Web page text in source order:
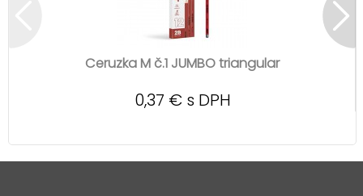
Ceruzka M č.1 JUMBO triangular
0,37 € s DPH